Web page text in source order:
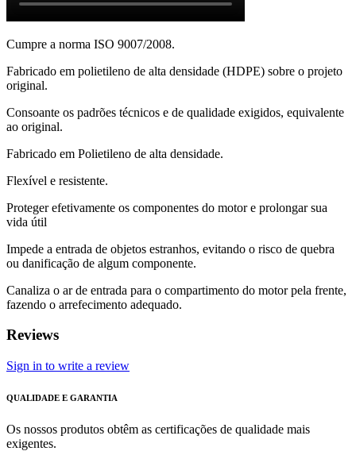
Cumpre a norma ISO 9007/2008.
Fabricado em polietileno de alta densidade (HDPE) sobre o projeto
original.
Consoante os padrões técnicos e de qualidade exigidos, equivalente
ao original.
Fabricado em Polietileno de alta densidade.
Flexível e resistente.
Proteger efetivamente os componentes do motor e prolongar sua
vida útil
Impede a entrada de objetos estranhos, evitando o risco de quebra
ou danificação de algum componente.
Canaliza o ar de entrada para o compartimento do motor pela frente,
fazendo o arrefecimento adequado.
Reviews
Sign in to write a review
QUALIDADE E GARANTIA
Os nossos produtos obtêm as certificações de qualidade mais
exigentes.